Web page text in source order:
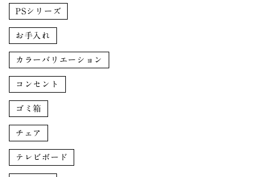
PSシリーズ
お手入れ
カラーバリエーション
コンセント
ゴミ箱
チェア
テレビボード